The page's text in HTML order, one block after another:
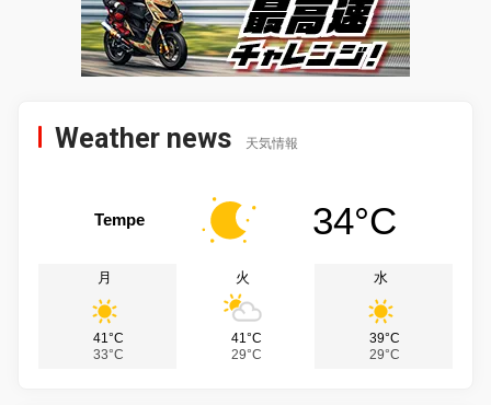
Weather news 天気情報
Tempe 34°C
月
41°C
33°C
火
41°C
29°C
水
39°C
29°C